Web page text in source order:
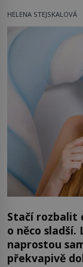
HELENA STEJSKALOVÁ
Stačí rozbalit
o něco sladší.
naprostou
překvapivě